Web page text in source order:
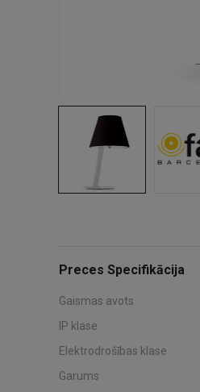
Preces Specifikācija
Gaismas avots
IP klase
Elektrodrošības klase
Garums